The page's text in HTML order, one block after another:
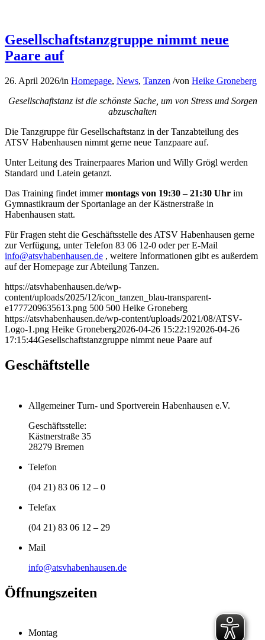
Gesellschaftstanzgruppe nimmt neue
Paare auf
26. April 2026/in Homepage, News, Tanzen /von Heike Groneberg
Gesellschaftstanz ist die schönste Sache, um von Stress und Sorgen
abzuschalten
Die Tanzgruppe für Gesellschaftstanz in der Tanzabteilung des
ATSV Habenhausen nimmt gerne neue Tanzpaare auf.
Unter Leitung des Trainerpaares Marion und Willy Grögl werden
Standard und Latein getanzt.
Das Training findet immermontags von 19:30 – 21:30 Uhr im
Gymnastikraum der Sportanlage an der Kästnerstraße in
Habenhausen statt.
Für Fragen steht die Geschäftsstelle des ATSV Habenhausen gerne
zur Verfügung, unter Telefon 83 06 12-0 oder per E-Mail
info@atsvhabenhausen.de , weitere Informationen gibt es außerdem
auf der Homepage zur Abteilung Tanzen.
https://atsvhabenhausen.de/wp-
content/uploads/2025/12/icon_tanzen_blau-transparent-
e1777209635613.png 500 500 Heike Groneberg
https://atsvhabenhausen.de/wp-content/uploads/2021/08/ATSV-
Logo-1.png Heike Groneberg2026-04-26 15:22:192026-04-26
17:15:44Gesellschaftstanzgruppe nimmt neue Paare auf
Geschäftstelle
Allgemeiner Turn- und Sportverein Habenhausen e.V.
Geschäftsstelle:
Kästnerstraße 35
28279 Bremen
Telefon
(04 21) 83 06 12 – 0
Telefax
(04 21) 83 06 12 – 29
Mail
info@atsvhabenhausen.de
Öffnungszeiten
Montag